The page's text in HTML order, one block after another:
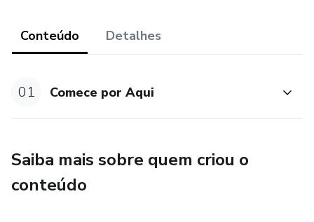
marketing para vender mais e vender sempre.
Conteúdo Detalhes
01 Comece por Aqui
Saiba mais sobre quem criou o
conteúdo